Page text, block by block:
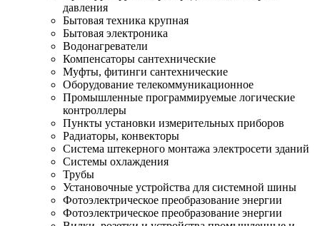
давления
Бытовая техника крупная
Бытовая электроника
Водонагреватели
Компенсаторы сантехнические
Муфты, фитинги сантехнические
Оборудование телекоммуникационное
Промышленные программируемые логические
контроллеры
Пункты установки измерительных приборов
Радиаторы, конвекторы
Система штекерного монтажа электросети зданий
Системы охлаждения
Трубы
Установочные устройства для системной шины
Фотоэлектрическое преобразование энергии
Фотоэлектрическое преобразование энергии